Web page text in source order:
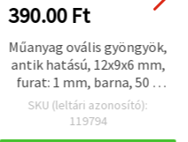
390.00 Ft
Műanyag ovális gyöngyök,
antik hatású, 12x9x6 mm,
furat: 1 mm, barna, 50 g
(~130 db)
SKU (leltári azonosító):
119794